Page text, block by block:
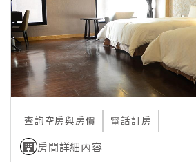
Line
線
上
客
服
紅
利
查
查詢空房與房價 電話訂房
房間詳細內容